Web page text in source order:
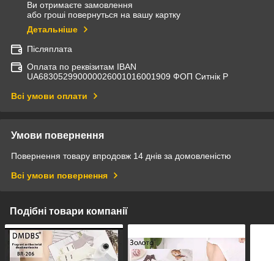
Ви отримаєте замовлення
або гроші повернуться на вашу картку
Детальніше
Післяплата
Оплата по реквізитам IBAN
UА683052990000026001016001909 ФОП Ситнік Р
Всі умови оплати
Умови повернення
Повернення товару впродовж 14 днів за домовленістю
Всі умови повернення
Подібні товари компанії